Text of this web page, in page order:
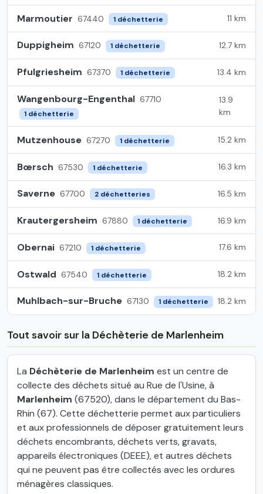
Marmoutier 67440 1 déchetterie 11 km
Duppigheim 67120 1 déchetterie 12.7 km
Pfulgriesheim 67370 1 déchetterie 13.4 km
Wangenbourg-Engenthal 67710
1 déchetterie
13.9
km
Mutzenhouse 67270 1 déchetterie 15.2 km
Bœrsch 67530 1 déchetterie 16.3 km
Saverne 67700 2 déchetteries 16.5 km
Krautergersheim 67880 1 déchetterie 16.9 km
Obernai 67210 1 déchetterie 17.6 km
Ostwald 67540 1 déchetterie 18.2 km
Muhlbach-sur-Bruche 67130 1 déchetterie 18.2 km
Tout savoir sur la Déchèterie de Marlenheim
La Déchèterie de Marlenheim est un centre de
collecte des déchets situé au Rue de l'Usine, à
Marlenheim (67520), dans le département du Bas-
Rhin (67). Cette déchetterie permet aux particuliers
et aux professionnels de déposer gratuitement leurs
déchets encombrants, déchets verts, gravats,
appareils électroniques (DEEE), et autres déchets
qui ne peuvent pas être collectés avec les ordures
ménagères classiques.